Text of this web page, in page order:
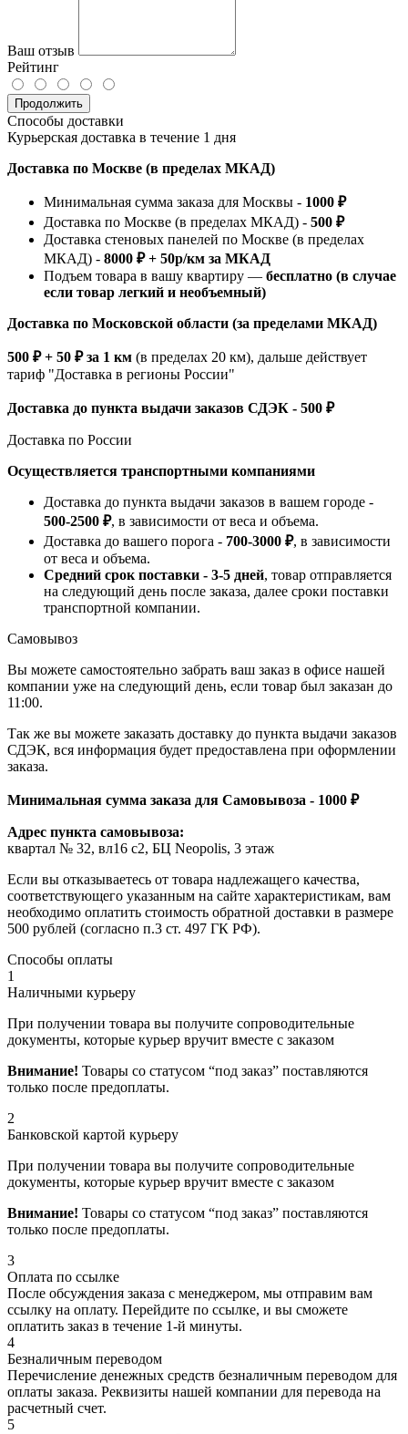
Ваш отзыв
Рейтинг
Продолжить
Способы доставки
Курьерская доставка в течение 1 дня
Доставка по Москве (в пределах МКАД)
Минимальная сумма заказа для Москвы - 1000 ₽
Доставка по Москве (в пределах МКАД) - 500 ₽
Доставка стеновых панелей по Москве (в пределах
МКАД) - 8000 ₽ + 50р/км за МКАД
Подъем товара в вашу квартиру — бесплатно (в случае
если товар легкий и необъемный)
Доставка по Московской области (за пределами МКАД)
500 ₽ + 50 ₽ за 1 км (в пределах 20 км), дальше действует
тариф "Доставка в регионы России"
Доставка до пункта выдачи заказов СДЭК - 500 ₽
Доставка по России
Осуществляется транспортными компаниями
Доставка до пункта выдачи заказов в вашем городе -
500-2500 ₽, в зависимости от веса и объема.
Доставка до вашего порога - 700-3000 ₽, в зависимости
от веса и объема.
Средний срок поставки - 3-5 дней, товар отправляется
на следующий день после заказа, далее сроки поставки
транспортной компании.
Самовывоз
Вы можете самостоятельно забрать ваш заказ в офисе нашей
компании уже на следующий день, если товар был заказан до
11:00.
Так же вы можете заказать доставку до пункта выдачи заказов
СДЭК, вся информация будет предоставлена при оформлении
заказа.
Минимальная сумма заказа для Самовывоза - 1000 ₽
Адрес пункта самовывоза:
квартал № 32, вл16 с2, БЦ Neopolis, 3 этаж
Если вы отказываетесь от товара надлежащего качества,
соответствующего указанным на сайте характеристикам, вам
необходимо оплатить стоимость обратной доставки в размере
500 рублей (согласно п.3 ст. 497 ГК РФ).
Способы оплаты
1
Наличными курьеру
При получении товара вы получите сопроводительные
документы, которые курьер вручит вместе с заказом
Внимание! Товары со статусом “под заказ” поставляются
только после предоплаты.
2
Банковской картой курьеру
При получении товара вы получите сопроводительные
документы, которые курьер вручит вместе с заказом
Внимание! Товары со статусом “под заказ” поставляются
только после предоплаты.
3
Оплата по ссылке
После обсуждения заказа с менеджером, мы отправим вам
ссылку на оплату. Перейдите по ссылке, и вы сможете
оплатить заказ в течение 1-й минуты.
4
Безналичным переводом
Перечисление денежных средств безналичным переводом для
оплаты заказа. Реквизиты нашей компании для перевода на
расчетный счет.
5